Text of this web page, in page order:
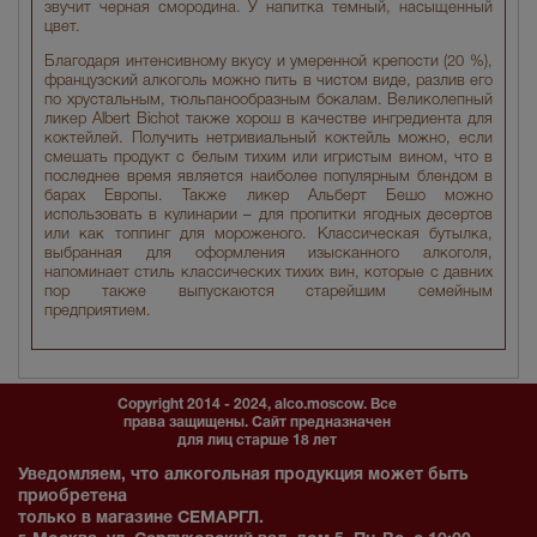
звучит черная смородина. У напитка темный, насыщенный
цвет.
Благодаря интенсивному вкусу и умеренной крепости (20 %),
французский алкоголь можно пить в чистом виде, разлив его
по хрустальным, тюльпанообразным бокалам. Великолепный
ликер Albert Bichot также хорош в качестве ингредиента для
коктейлей. Получить нетривиальный коктейль можно, если
смешать продукт с белым тихим или игристым вином, что в
последнее время является наиболее популярным блендом в
барах Европы. Также ликер Альберт Бешо можно
использовать в кулинарии – для пропитки ягодных десертов
или как топпинг для мороженого. Классическая бутылка,
выбранная для оформления изысканного алкоголя,
напоминает стиль классических тихих вин, которые с давних
пор также выпускаются старейшим семейным
предприятием.
Copyright 2014 - 2024, alco.moscow. Все
права защищены. Сайт предназначен
для лиц старше 18 лет
Уведомляем, что алкогольная продукция может быть
приобретена
только в магазине СЕМАРГЛ.